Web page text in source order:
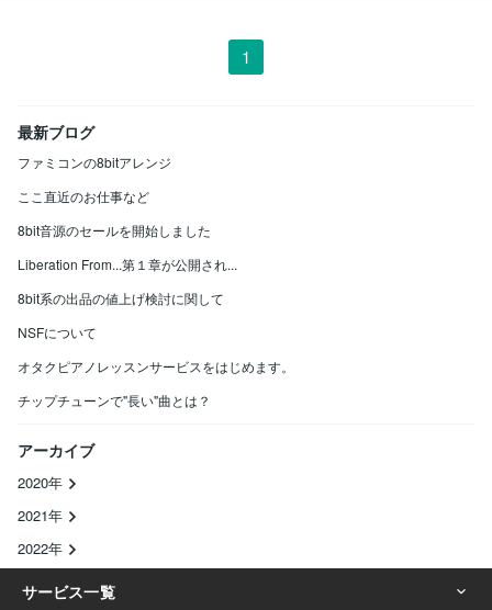
1
最新ブログ
ファミコンの8bitアレンジ
ここ直近のお仕事など
8bit音源のセールを開始しました
Liberation From...第１章が公開され...
8bit系の出品の値上げ検討に関して
NSFについて
オタクピアノレッスンサービスをはじめます。
チップチューンで"長い"曲とは？
アーカイブ
2020年
2021年
2022年